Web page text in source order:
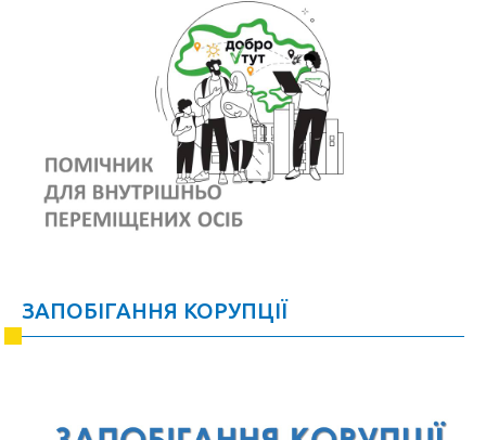
ЗАПОБІГАННЯ КОРУПЦІЇ